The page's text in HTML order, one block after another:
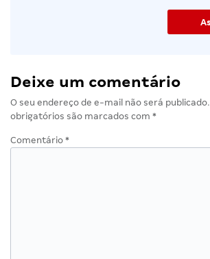
Deixe um comentário
O seu endereço de e-mail não será publicado.
obrigatórios são marcados com *
Comentário *